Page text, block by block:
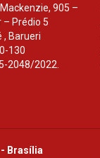
905 –
– Prédio 5
, Barueri
130
2048/2022.
Brasília